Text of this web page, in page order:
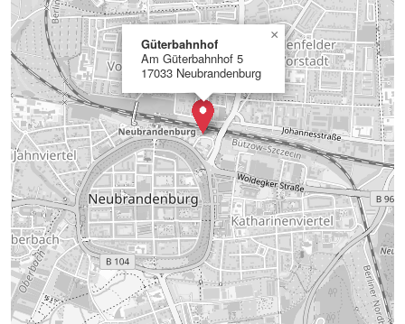
Güterbahnhof
Am Güterbahnhof 5
17033 Neubrandenburg
×